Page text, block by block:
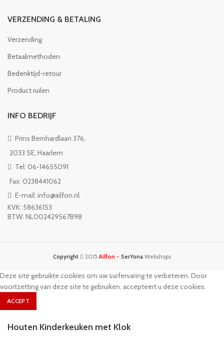
VERZENDING & BETALING
Verzending
Betaalmethoden
Bedenktijd-retour
Product ruilen
INFO BEDRIJF
Prins Bernhardlaan 376,
2033 SE, Haarlem
Tel: 06-14655091
Fax: 0238441062
E-mail: info@ailfon.nl
KVK: 58636153
BTW: NL002429567B98
Copyright 2015 Ailfon - SerYona Webshops
Deze site gebruikte cookies om uw surfervaring te verbeteren. Door
voortzetting van deze site te gebruiken, accepteert u deze cookies.
ACCEPT
Houten Kinderkeuken met Klok